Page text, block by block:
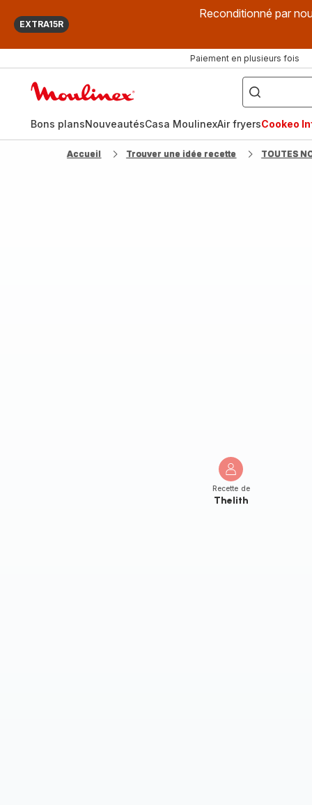
EXTRA15R
Reconditionné par
Paiement en plusieurs fois
["Que
recherchez-
vous
?",
fryer",
"Companion"]
Bons plansNouveautésCasa MoulinexAir fryersCookeo
Accueil Trouver une idée recette TOUTES
Recette de
Thelith